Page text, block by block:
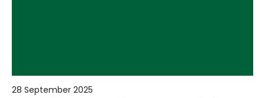
28 September 2025